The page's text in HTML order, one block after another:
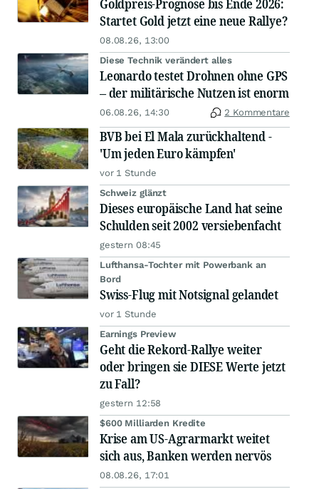
Goldpreis-Prognose bis Ende 2026:
Startet Gold jetzt eine neue Rallye?
08.08.26, 13:00
Diese Technik verändert alles
Leonardo testet Drohnen ohne GPS
– der militärische Nutzen ist enorm
06.08.26, 14:30 2 Kommentare
BVB bei El Mala zurückhaltend -
'Um jeden Euro kämpfen'
vor 1 Stunde
Schweiz glänzt
Dieses europäische Land hat seine
Schulden seit 2002 versiebenfacht
gestern 08:45
Lufthansa-Tochter mit Powerbank an
Bord
Swiss-Flug mit Notsignal gelandet
vor 1 Stunde
Earnings Preview
Geht die Rekord-Rallye weiter
oder bringen sie DIESE Werte jetzt
zu Fall?
gestern 12:58
$600 Milliarden Kredite
Krise am US-Agrarmarkt weitet
sich aus, Banken werden nervös
08.08.26, 17:01